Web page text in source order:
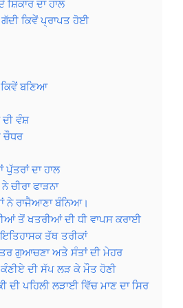
ਦਾ ਹਾਲ
ਕਿਵੇਂ ਪ੍ਰਾਪਤ ਹੋਈ
ਬਣਿਆ
ਦੀ ਵੰਸ਼
ਚੌਧਰ
ਦਾ ਹਾਲ
ਚੀਰਾ ਫਾੜਨਾ
ਨੇ ਰਾਜੈਆਣਾ ਬੰਨਿਆ।
ਤੋਂ ਖਤਰੀਆਂ ਦੀ ਧੀ ਵਾਪਸ ਕਰਾਈ
ਤੱਥ ਤਰੀਕਾਂ
ਗੁਆਚਣਾ ਅਤੇ ਸੰਤਾਂ ਦੀ ਮੇਹਰ
ਕੰਣੀਏ ਦੀ ਸੱਪ ਲੜ ਕੇ ਮੌਤ ਹੋਣੀ
ਦੀ ਪਹਿਲੀ ਲੜਾਈ ਵਿੱਚ ਮਾਣ ਦਾ ਸਿਰ